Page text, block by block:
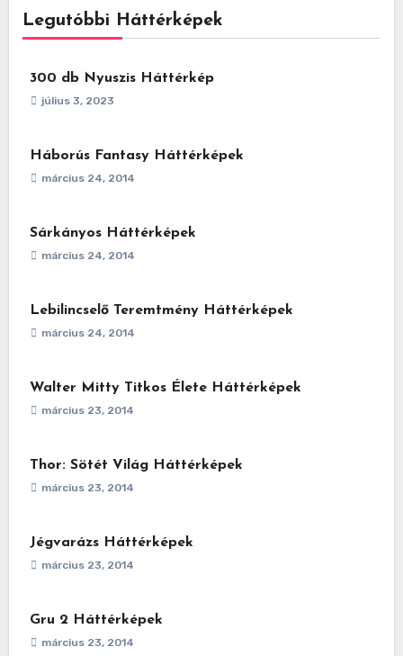
Legutóbbi Háttérképek
300 db Nyuszis Háttérkép
július 3, 2023
Háborús Fantasy Háttérképek
március 24, 2014
Sárkányos Háttérképek
március 24, 2014
Lebilincselő Teremtmény Háttérképek
március 24, 2014
Walter Mitty Titkos Élete Háttérképek
március 23, 2014
Thor: Sötét Világ Háttérképek
március 23, 2014
Jégvarázs Háttérképek
március 23, 2014
Gru 2 Háttérképek
március 23, 2014